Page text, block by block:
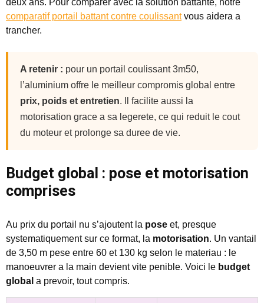
comparatif portail battant contre coulissantvous aidera a
trancher.
A retenir : pour un portail coulissant 3m50,
l’aluminium offre le meilleur compromis global entre
prix, poids et entretien. Il facilite aussi la
motorisation grace a sa legerete, ce qui reduit le cout
du moteur et prolonge sa duree de vie.
Budget global : pose et motorisation
comprises
Au prix du portail nu s’ajoutent la pose et, presque
systematiquement sur ce format, la motorisation. Un vantail
de 3,50 m pese entre 60 et 130 kg selon le materiau : le
manoeuvrer a la main devient vite penible. Voici le budget
global a prevoir, tout compris.